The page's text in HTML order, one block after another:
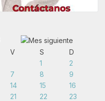
V S
D
1
2
7 8
9
14 15
16
21 22
23